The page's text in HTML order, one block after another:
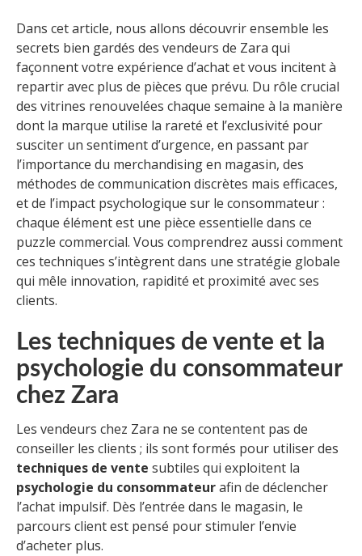
Dans cet article, nous allons découvrir ensemble les
secrets bien gardés des vendeurs de Zara qui
façonnent votre expérience d’achat et vous incitent à
repartir avec plus de pièces que prévu. Du rôle crucial
des vitrines renouvelées chaque semaine à la manière
dont la marque utilise la rareté et l’exclusivité pour
susciter un sentiment d’urgence, en passant par
l’importance du merchandising en magasin, des
méthodes de communication discrètes mais efficaces,
et de l’impact psychologique sur le consommateur :
chaque élément est une pièce essentielle dans ce
puzzle commercial. Vous comprendrez aussi comment
ces techniques s’intègrent dans une stratégie globale
qui mêle innovation, rapidité et proximité avec ses
clients.
Les techniques de vente et la
psychologie du consommateur
chez Zara
Les vendeurs chez Zara ne se contentent pas de
conseiller les clients ; ils sont formés pour utiliser des
techniques de vente subtiles qui exploitent la
psychologie du consommateurafin de déclencher
l’achat impulsif. Dès l’entrée dans le magasin, le
parcours client est pensé pour stimuler l’envie
d’acheter plus.